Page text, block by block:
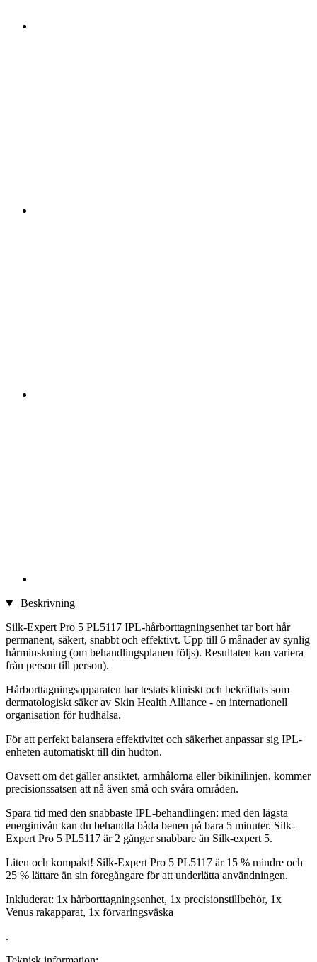
Beskrivning
Silk-Expert Pro 5 PL5117 IPL-hårborttagningsenhet tar bort hår
permanent, säkert, snabbt och effektivt. Upp till 6 månader av synlig
hårminskning (om behandlingsplanen följs). Resultaten kan variera
från person till person).
Hårborttagningsapparaten har testats kliniskt och bekräftats som
dermatologiskt säker av Skin Health Alliance - en internationell
organisation för hudhälsa.
För att perfekt balansera effektivitet och säkerhet anpassar sig IPL-
enheten automatiskt till din hudton.
Oavsett om det gäller ansiktet, armhålorna eller bikinilinjen, kommer
precisionssatsen att nå även små och svåra områden.
Spara tid med den snabbaste IPL-behandlingen: med den lägsta
energinivån kan du behandla båda benen på bara 5 minuter. Silk-
Expert Pro 5 PL5117 är 2 gånger snabbare än Silk-expert 5.
Liten och kompakt! Silk-Expert Pro 5 PL5117 är 15 % mindre och
25 % lättare än sin föregångare för att underlätta användningen.
Inkluderat: 1x hårborttagningsenhet, 1x precisionstillbehör, 1x
Venus rakapparat, 1x förvaringsväska
.